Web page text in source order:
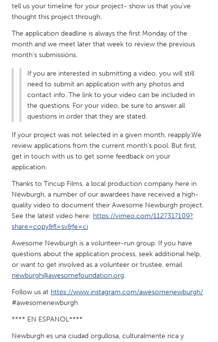
UNITED STATES
Ann Arbor, MI
Austin, TX
Baltimore, MD
Burlingame-San Mateo, CA
Chicago, IL
Cleveland, OH
Durham, NC
Gainesville, FL
Georgetown, MA
Gloucester, MA
Hamilton-Wenham, MA
Ipswich, MA
Key West, FL
Los Angeles, CA
New York City, NY
Newburgh, NY
Newburyport, MA
Oahu, HI
Orlando, FL
Peekskill, NY
Pittsburgh, PA
Portland, OR
Poughkeepsie, NY
Rhode Island
San Francisco, CA
Santa Cruz, CA
South Bend, IN
St. Paul, MN
tell us your timeline for your project- show us that you've
thought this project through.
The application deadline is always the first Monday of the
month and we meet later that week to review the previous
month's submissions.
If you are interested in submitting a video, you will still
need to submit an application with any photos and
contact info. The link to your video can be included in
the questions. For your video, be sure to answer all
questions in order that they are stated.
If your project was not selected in a given month, reapply.We
review applications from the current month's pool. But first,
get in touch with us to get some feedback on your
application.
Thanks to Tincup Films, a local production company here in
Newburgh, a number of our awardees have received a high-
quality video to document their Awesome Newburgh project.
See the latest video here: https://vimeo.com/1127317109?
share=copy&fl=sv&fe=ci
Awesome Newburgh is a volunteer-run group. If you have
questions about the application process, seek additional help,
or want to get involved as a volunteer or trustee, email
newburgh@awesomefoundation.org.
Follow us at https://www.instagram.com/awesomenewburgh/
#awesomenewburgh
**** EN ESPANOL****
Newburgh es una ciudad orgullosa, culturalmente rica y